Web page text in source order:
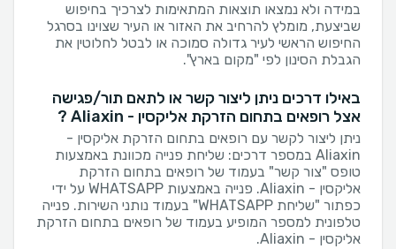
במידה ולא נמצאו תוצאות המתאימות לצרכיך בחיפוש
שביצעת, מומלץ להרחיב את האזור או העיר שצוינו בסרגל
החיפוש הראשי לעיר גדולה סמוכה או לבטל לחלוטין את
הגבלת הסינון לפי "מקום בארץ".
באילו דרכים ניתן ליצור קשר או לתאם תור/פגישה
אצל רופאים בתחום הזרקת אליקסין - Aliaxin ?
ניתן ליצור לקשר עם רופאים בתחום הזרקת אליקסין -
Aliaxin במספר דרכים: שליחת פנייה מכוונת באמצעות
טופס "צור קשר" בעמוד של רופאים בתחום הזרקת
אליקסין - Aliaxin. פנייה באמצעות WHATSAPP על ידי
כפתור "שליחת WHATSAPP" בעמוד נותני השירות. פנייה
טלפונית למספר המופיע בעמוד של רופאים בתחום הזרקת
אליקסין - Aliaxin.